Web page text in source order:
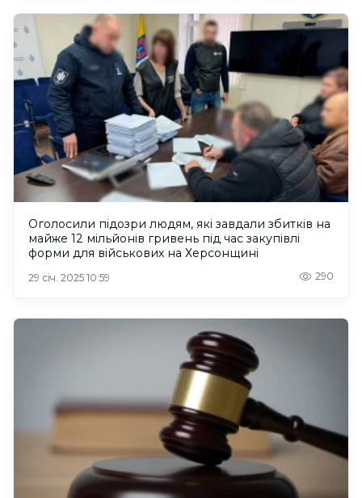
Оголосили підозри людям, які завдали збитків на
майже 12 мільйонів гривень під час закупівлі
форми для військових на Херсонщині
29 січ. 2025 10:59 290